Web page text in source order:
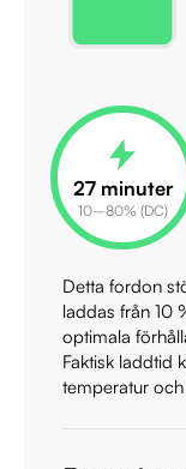
27minuter
10–80% (DC)
Detta fordon
laddas från 10
optimala
Faktisk laddtid
temperatur